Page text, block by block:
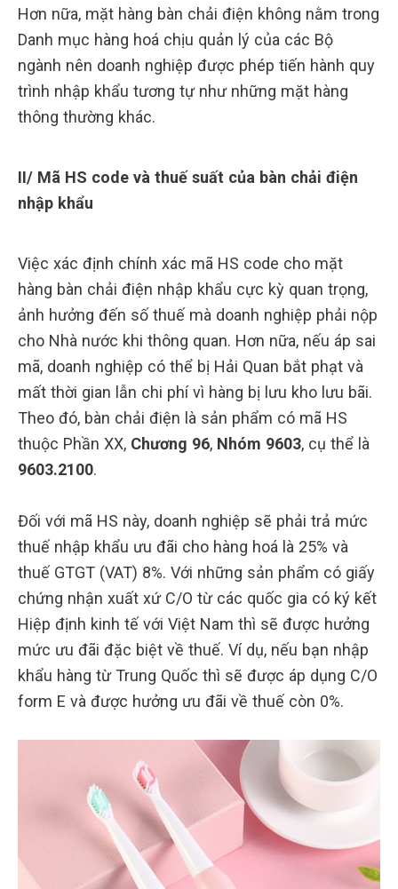
Hơn nữa, mặt hàng bàn chải điện không nằm trong
Danh mục hàng hoá chịu quản lý của các Bộ
ngành nên doanh nghiệp được phép tiến hành quy
trình nhập khẩu tương tự như những mặt hàng
thông thường khác.
II/ Mã HS code và thuế suất của bàn chải điện
nhập khẩu
Việc xác định chính xác mã HS code cho mặt
hàng bàn chải điện nhập khẩu cực kỳ quan trọng,
ảnh hưởng đến số thuế mà doanh nghiệp phải nộp
cho Nhà nước khi thông quan. Hơn nữa, nếu áp sai
mã, doanh nghiệp có thể bị Hải Quan bắt phạt và
mất thời gian lẫn chi phí vì hàng bị lưu kho lưu bãi.
Theo đó, bàn chải điện là sản phẩm có mã HS
thuộc Phần XX, Chương 96, Nhóm 9603, cụ thể là
9603.2100.
Đối với mã HS này, doanh nghiệp sẽ phải trả mức
thuế nhập khẩu ưu đãi cho hàng hoá là 25% và
thuế GTGT (VAT) 8%. Với những sản phẩm có giấy
chứng nhận xuất xứ C/O từ các quốc gia có ký kết
Hiệp định kinh tế với Việt Nam thì sẽ được hưởng
mức ưu đãi đặc biệt về thuế. Ví dụ, nếu bạn nhập
khẩu hàng từ Trung Quốc thì sẽ được áp dụng C/O
form E và được hưởng ưu đãi về thuế còn 0%.